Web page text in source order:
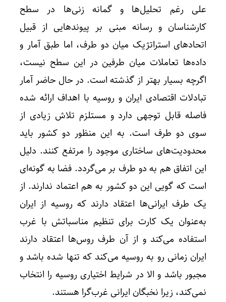
علی رغم تحلیل‌ها و گمانه زنی‌ها در سطح
کارشناسان و رسانه مبنی بر پیوندهایی از قبیل
اتحادهای استراتژیک میان دو طرف، اما طبق آمار و
داده‌ها تعاملات میان طرفین در این سطح نیست،
اگرچه بسیار بهتر از گذشته است. در حال حاضر آمار
تبادلات اقتصادی ایران و روسیه با اهداف ارائه شده
فاصله قابل توجهی دارد و مستلزم تلاش زیادی از
سوی دو طرف است. به این منظور دو کشور باید
محدودیت‌های ساختاری موجود را مرتفع کنند. دلیل
این اتفاق هم به دو طرف بر می‌گردد. فضا به گونه‌ای
است که گویی این دو کشور به هم اعتماد ندارند. از
یک طرف ایرانی‌ها اعتقاد دارند که روسیه از ایران
به‌عنوان یک کارت برای تنظیم مناسباتش با غرب
استفاده می‌کند و از آن طرف روس‌ها اعتقاد دارند
ایران زمانی رو به روسیه می‌کند که تنها شده باشد و
مجبور باشد و الا در شرایط اختیاری روسیه را انتخاب
نمی‌کند، زیرا نخبگان ایرانی غرب‌گرا هستند.